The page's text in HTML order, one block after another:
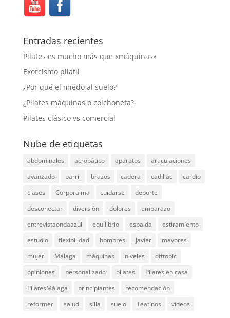
Entradas recientes
Pilates es mucho más que «máquinas»
Exorcismo pilatil
¿Por qué el miedo al suelo?
¿Pilates máquinas o colchoneta?
Pilates clásico vs comercial
Nube de etiquetas
abdominales acrobático aparatos
articulaciones
avanzado
barril brazos cadera cadillac
cardio
clases
Corporalma cuidarse
deporte
desconectar
diversión dolores
embarazo
entrevistaondaazul
equilibrio espalda
estiramiento
estudio
flexibilidad hombres Javier
mayores
mujer
Málaga máquinas niveles
offtopic
opiniones
personalizado pilates
Pilates en casa
PilatesMálaga
principiantes
recomendación
reformer
salud silla suelo Teatinos vídeos